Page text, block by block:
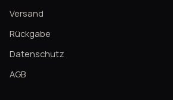
Versand
Rückgabe
Datenschutz
AGB